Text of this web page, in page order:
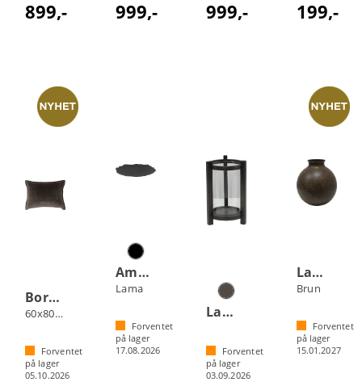
899,- 999,- 999,- 199,-
Borås Cotton Noor putetrekk
60x80 Brun
Forventet
på lager
05.10.2026
Amadora fat
Lama
Forventet
på lager
17.08.2026
Lama Minho lyslykt
Forventet
på lager
03.09.2026
Lama Ovar vase
Brun
Forventet
på lager
15.01.2027